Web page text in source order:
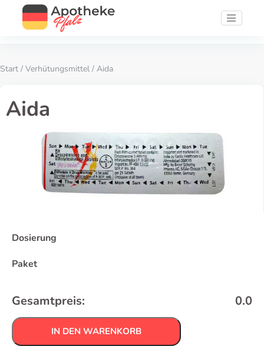
Start / Verhütungsmittel / Aida
Aida
Dosierung
Paket
Gesamtpreis: 0.0
IN DEN WARENKORB